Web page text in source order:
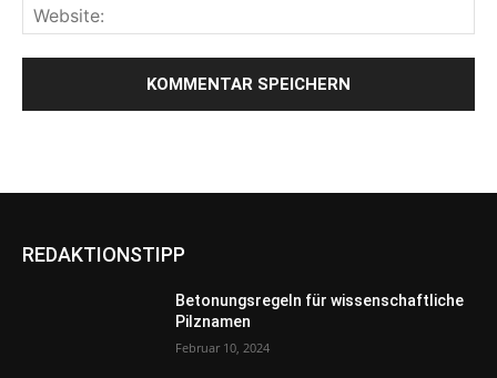
REDAKTIONSTIPP
Betonungsregeln für wissenschaftliche
Pilznamen
Februar 10, 2024